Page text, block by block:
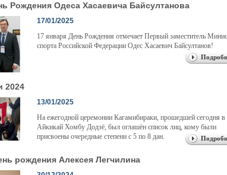
Рождения Одеса Хасаевича Байсултанова
17/01/2025
17 января День Рождения отмечает Первый заместитель
спорта Российской Федерации Одес Хасаевич Байсултанов!
2024
13/01/2025
На ежегодной церемонии Кагамибираки, прошедшей сегодня в
Айкикай Хомбу Додзё, был оглашён список лиц, кому были
присвоены очередные степени с 5 по 8 дан.
рождения Алексея Легчилина